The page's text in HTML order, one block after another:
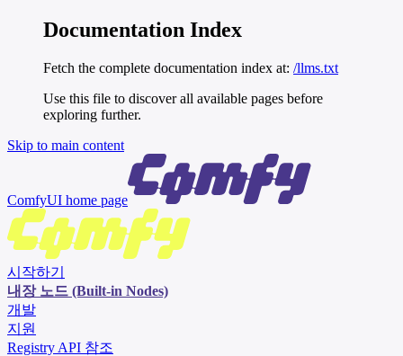
Documentation Index
Fetch the complete documentation index at: /llms.txt
Use this file to discover all available pages before
exploring further.
Skip to main content
ComfyUI home page
시작하기
내장 노드 (Built-in Nodes)
개발
지원
Registry API 참조